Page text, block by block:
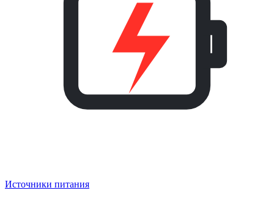
Источники питания